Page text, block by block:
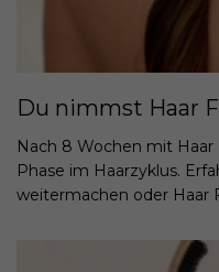
Nach 8 Wochen mit
Phase im Haarzyklus.
weitermachen oder Haar